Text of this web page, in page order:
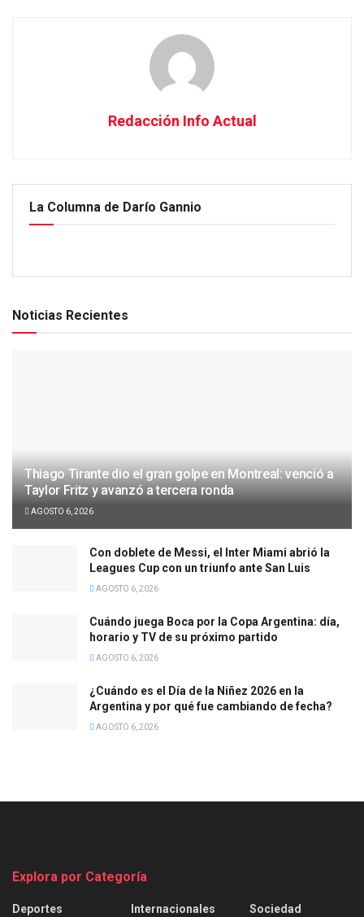
Redacción Info Actual
La Columna de Darío Gannio
Noticias Recientes
Thiago Tirante dio el gran golpe en Montreal: venció a
Taylor Fritz y avanzó a tercera ronda
AGOSTO 6, 2026
Con doblete de Messi, el Inter Miami abrió la
Leagues Cup con un triunfo ante San Luis
AGOSTO 6, 2026
Cuándo juega Boca por la Copa Argentina: día,
horario y TV de su próximo partido
AGOSTO 6, 2026
¿Cuándo es el Día de la Niñez 2026 en la
Argentina y por qué fue cambiando de fecha?
AGOSTO 6, 2026
Explora por Categoría
Deportes Internacionales Sociedad